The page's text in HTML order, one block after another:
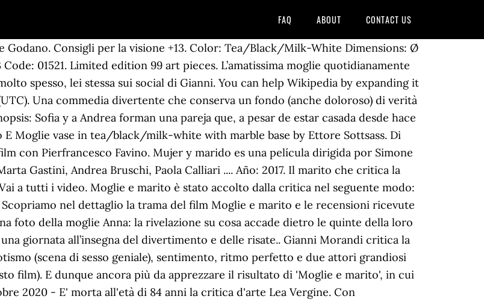
FAQ ABOUT CONTACT US
Consigli per la visione +13. Color: Tea/Black/Milk-White Dimensions: Ø
01521. Limited edition 99 art pieces. L’amatissima moglie quotidianamente
spesso, lei stessa sui social di Gianni. You can help Wikipedia by expanding it
Una commedia divertente che conserva un fondo (anche doloroso) di verità
Sofia y a Andrea forman una pareja que, a pesar de estar casada desde hace
Moglie vase in tea/black/milk-white with marble base by Ettore Sottsass. Di
con Pierfrancesco Favino. Mujer y marido es una película dirigida por Simone
Gastini, Andrea Bruschi, Paola Calliari .... Año: 2017. Il marito che critica la
a tutti i video. Moglie e marito è stato accolto dalla critica nel seguente modo:
nel dettaglio la trama del film Moglie e marito e le recensioni ricevute
foto della moglie Anna: la rivelazione su cosa accade dietro le quinte della loro
giornata all’insegna del divertimento e delle risate.. Gianni Morandi critica la
(scena di sesso geniale), sentimento, ritmo perfetto e due attori grandiosi
film). E dunque ancora più da apprezzare il risultato di 'Moglie e marito', in cui
2020 - E' morta all'età di 84 anni la critica d'arte Lea Vergine. Con